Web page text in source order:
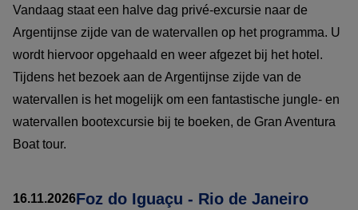
Vandaag staat een halve dag privé-excursie naar de
Argentijnse zijde van de watervallen op het programma. U
wordt hiervoor opgehaald en weer afgezet bij het hotel.
Tijdens het bezoek aan de Argentijnse zijde van de
watervallen is het mogelijk om een fantastische jungle- en
watervallen bootexcursie bij te boeken, de Gran Aventura
Boat tour.
16.11.2026Foz do Iguaçu - Rio de Janeiro